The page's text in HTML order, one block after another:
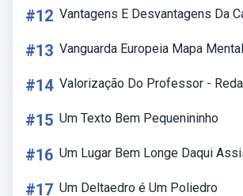
#12 Vantagens E Desvantagens Da
#13 Vanguarda Europeia Mapa Mental
#14 Valorização Do Professor -
#15 Um Texto Bem Pequenininho
#16 Um Lugar Bem Longe Daqui
#17 Um Deltaedro é Um Poliedro